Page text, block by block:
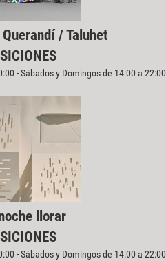
/ Taluhet
- Sábados y Domingos de 14:00 a 22:00
llorar
- Sábados y Domingos de 14:00 a 22:00